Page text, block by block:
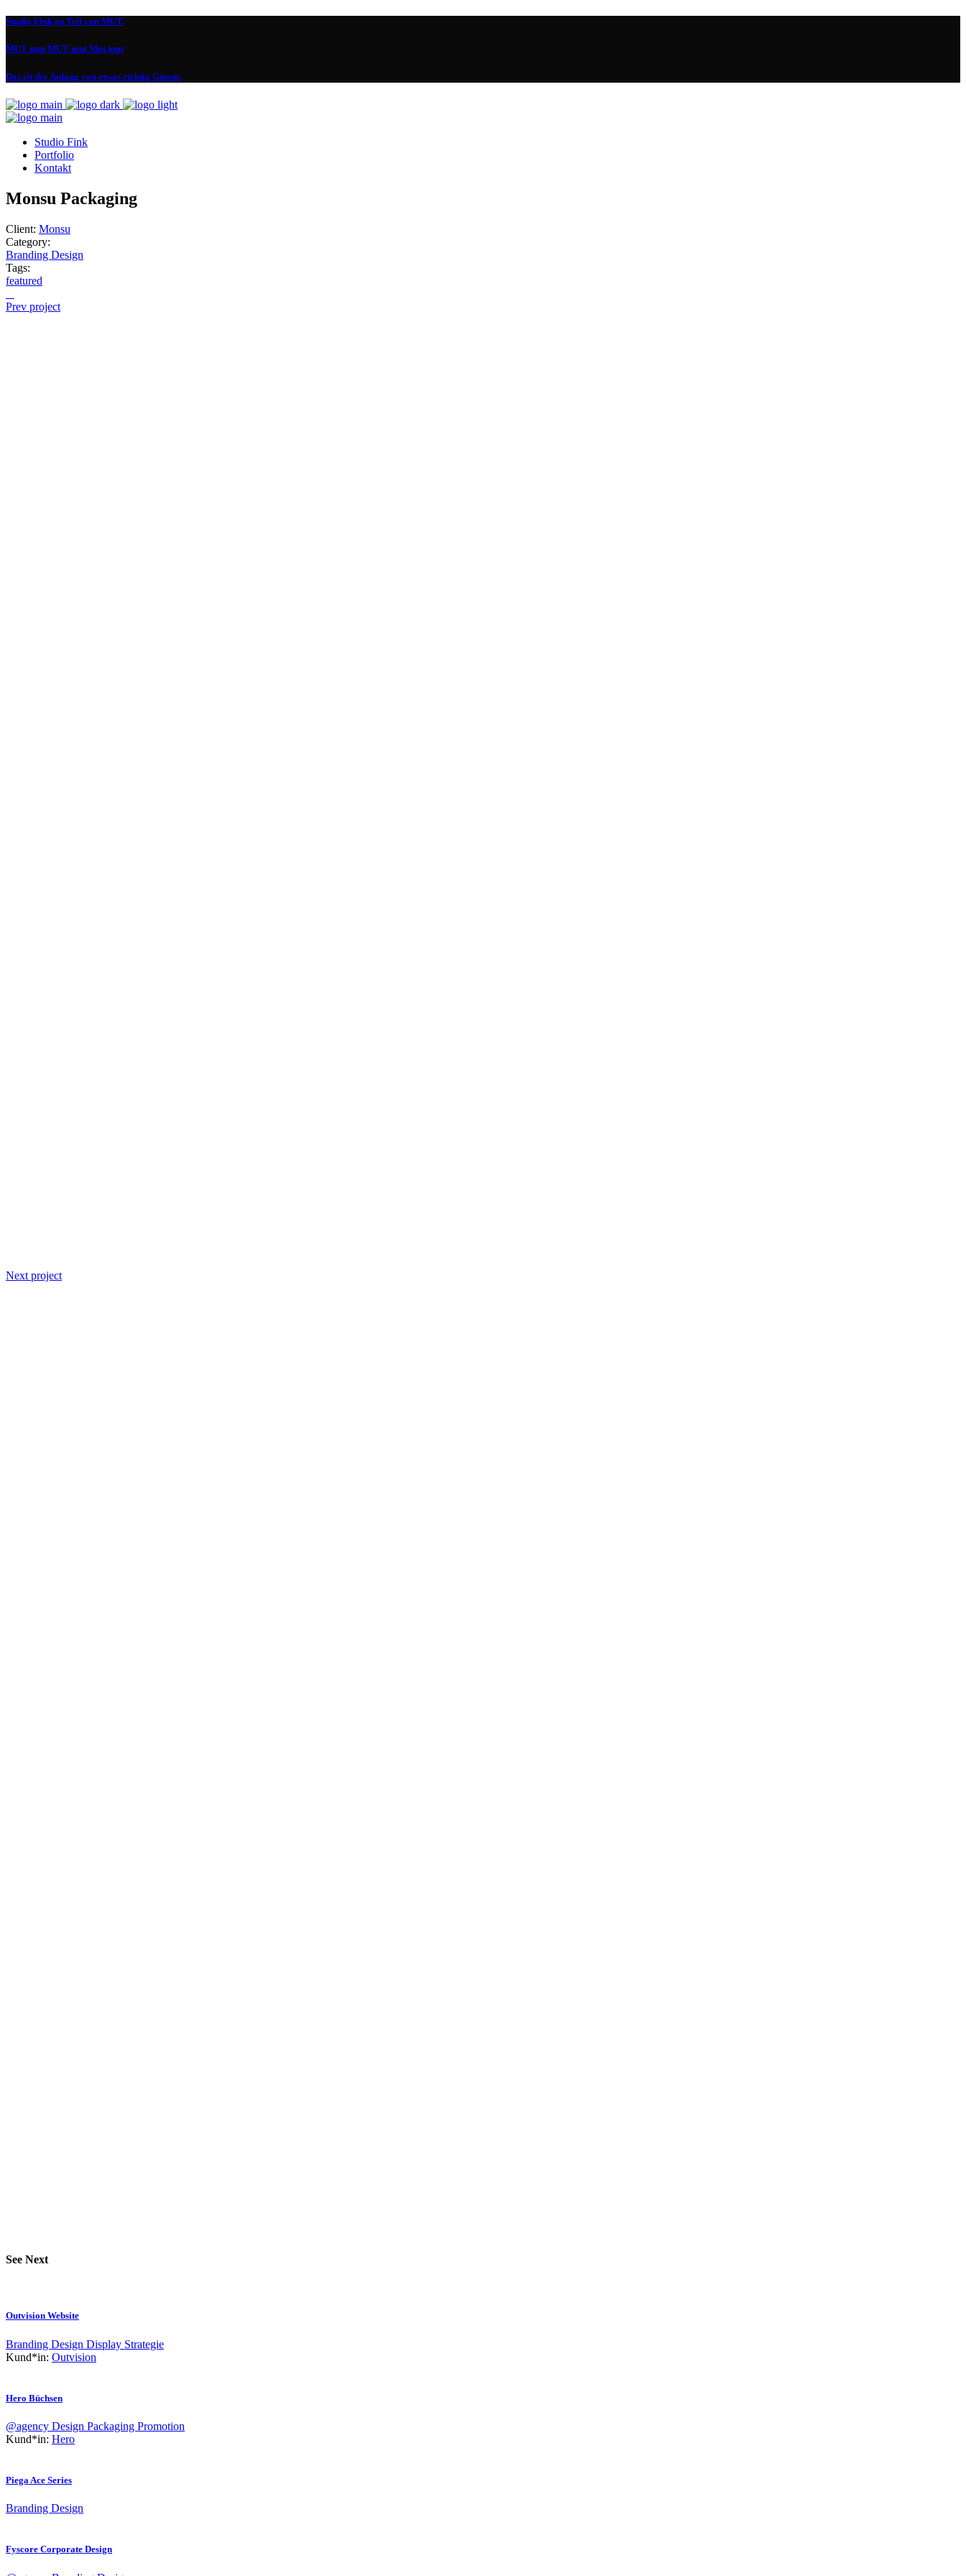
Studio Fink ist Teil von MUT.
MUT mut MUT mut Mut mut
Das ist der Anfang von etwas richtig Gutem.
Studio Fink
Portfolio
Kontakt
Monsu Packaging
Client: Monsu
Category:
Branding Design
Tags:
featured
Prev project
Next project
See Next
Outvision Website
Branding Design Display Strategie
Kund*in: Outvision
Hero Büchsen
@agency Design Packaging Promotion
Kund*in: Hero
Piega Ace Series
Branding Design
Fyscore Corporate Design